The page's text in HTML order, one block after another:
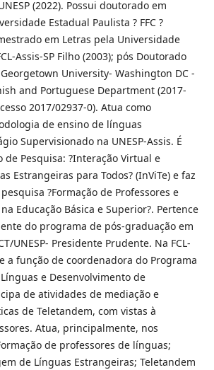
(2022). Possui doutorado em
Estadual Paulista ? FFC ?
em Letras pela Universidade
Assis-SP Filho (2003); pós Doutorado
University- Washington DC -
and Portuguese Department (2017-
2017/02937-0). Atua como
de ensino de línguas
Supervisionado na UNESP-Assis. É
Pesquisa: ?Interação Virtual e
Estrangeiras para Todos? (InViTe) e faz
?Formação de Professores e
Educação Básica e Superior?. Pertence
do programa de pós-graduação em
UNESP- Presidente Prudente. Na FCL-
a função de coordenadora do Programa
Línguas e Desenvolvimento de
de atividades de mediação e
de Teletandem, com vistas à
Atua, principalmente, nos
de professores de línguas;
de Línguas Estrangeiras; Teletandem